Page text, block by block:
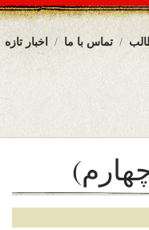
اخبار تازه تماس با ما